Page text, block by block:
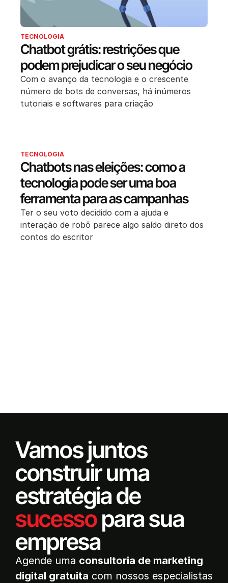
TECNOLOGIA
Chatbot grátis: restrições que
podem prejudicar o seu negócio
Com o avanço da tecnologia e o crescente
número de bots de conversas, há inúmeros
tutoriais e softwares para criação
TECNOLOGIA
Chatbots nas eleições: como a
tecnologia pode ser uma boa
ferramenta para as campanhas
Ter o seu voto decidido com a ajuda e
interação de robô parece algo saído direto dos
contos do escritor
Vamos juntos
construir uma
estratégia de
sucessopara sua
empresa
Agende uma consultoria de marketing
digital gratuita com nossos especialistas